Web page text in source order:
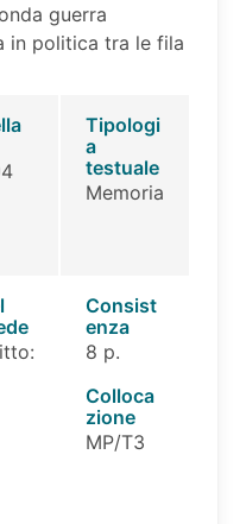
guerra
in politica tra le fila
Tipologi
a
testuale
Memoria
Consist
enza
8 p.
Colloca
zione
MP/T3